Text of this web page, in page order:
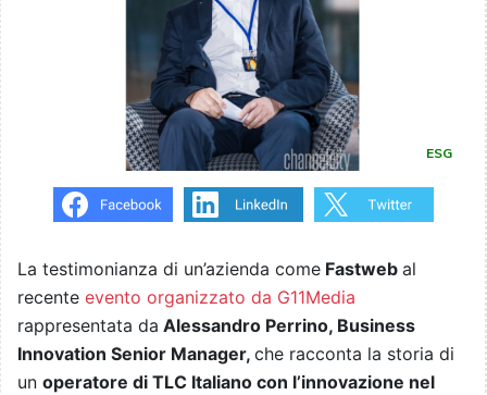
ESG
La testimonianza di un’azienda come Fastweb al
recente evento organizzato da G11Media
rappresentata da Alessandro Perrino, Business
Innovation Senior Manager, che racconta la storia di
un operatore di TLC Italiano con l’innovazione nel